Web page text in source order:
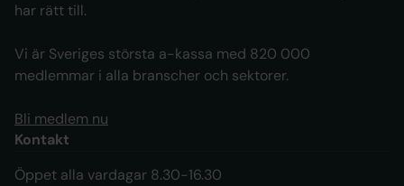
har rätt till.
Vi är Sveriges största a-kassa med 820 000
medlemmar i alla branscher och sektorer.
Bli medlem nu
Kontakt
Öppet alla vardagar 8.30-16.30